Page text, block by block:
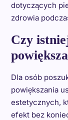
dotyczących
zdrowia
Czy
Dla osób
powiększania
estetycznych,
efekt bez